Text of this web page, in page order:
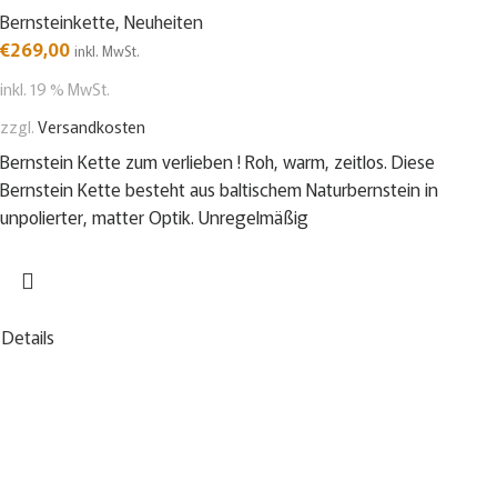
Bernsteinkette, Neuheiten
€269,00 inkl. MwSt.
inkl. 19 % MwSt.
zzgl.Versandkosten
Bernstein Kette zum verlieben ! Roh, warm, zeitlos. Diese
Bernstein Kette besteht aus baltischem Naturbernstein in
unpolierter, matter Optik. Unregelmäßig
Details